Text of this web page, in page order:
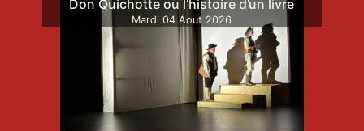
Don Quichotte ou l’histoire d’un livre
Mardi 04 Aout 2026